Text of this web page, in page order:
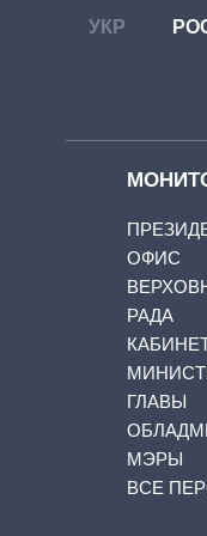
УКР
ОФИС
РАДА
ГЛАВЫ
МЭРЫ
ВСЕ